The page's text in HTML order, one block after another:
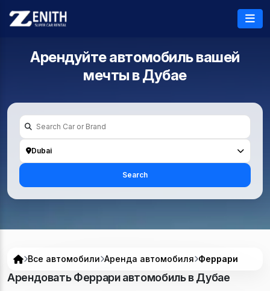
Арендуйте автомобиль вашей
мечты вДубае
Dubai
Search
Все автомобили Аренда автомобиля Феррари
Арендовать Феррари автомобиль в Дубае